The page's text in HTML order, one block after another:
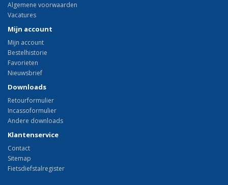
Algemene voorwaarden
Vacatures
Mijn account
Mijn account
Bestelhistorie
Favorieten
Nieuwsbrief
Downloads
Retourformulier
Incassoformulier
Andere downloads
Klantenservice
Contact
Sitemap
Fietsdiefstalregister